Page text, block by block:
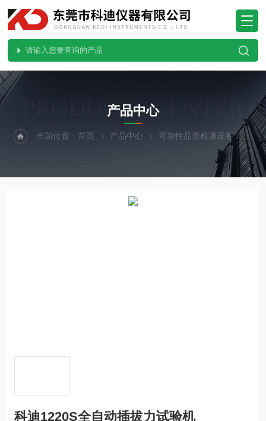
PRODUCTS CENTER
产品中心
当前位置：首页 产品中心 可靠性品质检测设备 插
科迪1220S全自动插拔力试验机